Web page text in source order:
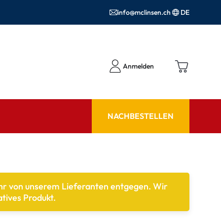
info@mclinsen.ch DE
Anmelden
FAQ
Pflegemittel FAQ
NACHBESTELLEN
von unserem Lieferanten entgegen. Wir
Produkt.